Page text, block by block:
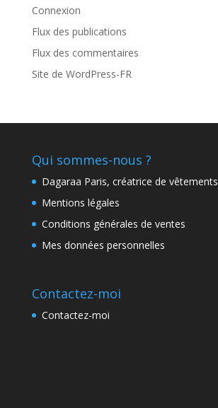
Connexion
Flux des publications
Flux des commentaires
Site de WordPress-FR
Qui sommes-nous ?
Dagaraa Paris, créatrice de vêtements
Mentions légales
Conditions générales de ventes
Mes données personnelles
Contactez-moi
Contactez-moi